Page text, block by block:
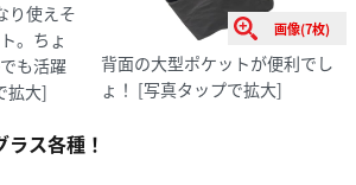
り使えそ
。ちょ
も活躍
拡大]
画像(7枚)
背面の大型ポケットが便利でし
ょ！ [写真タップで拡大]
ラス各種！